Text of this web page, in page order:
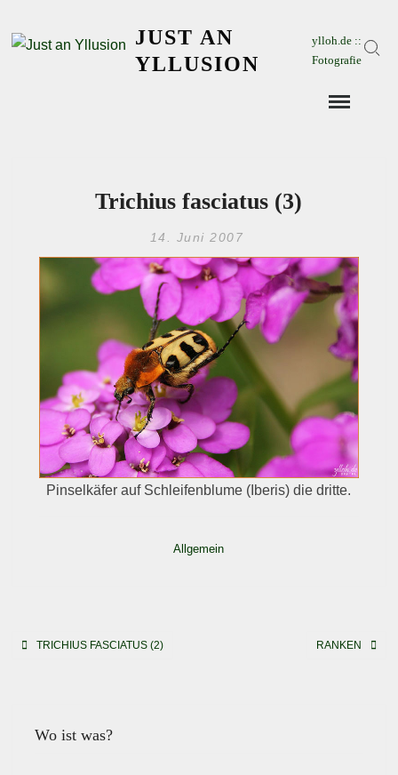
JUST AN
YLLUSION
ylloh.de ::
Fotografie
Trichius fasciatus (3)
14. Juni 2007
Pinselkäfer auf Schleifenblume (Iberis) die dritte.
Allgemein
Beitragsnavigation
TRICHIUS FASCIATUS (2) RANKEN
Wo ist was?